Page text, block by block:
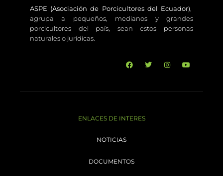
ASPE (Asociación de Porcicultores del Ecuador),
agrupa a pequeños, medianos y grandes
porcicultores del país, sean estos personas
naturales o jurídicas.
ENLACES DE INTERES
NOTICIAS
DOCUMENTOS